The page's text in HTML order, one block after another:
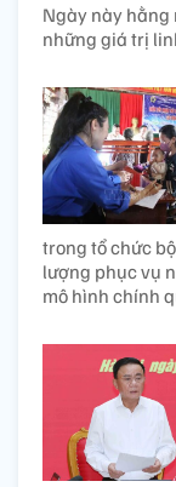
Ngày này hằng
những giá trị
trong tổ chức
lượng phục vụ
mô hình chính